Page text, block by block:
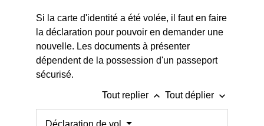
Si la carte d'identité a été volée, il faut en faire
la déclaration pour pouvoir en demander une
nouvelle. Les documents à présenter
dépendent de la possession d'un passeport
sécurisé.
Tout replier keyboard_arrow_up Tout déplier keyboard_arrow_down
Déclaration de vol